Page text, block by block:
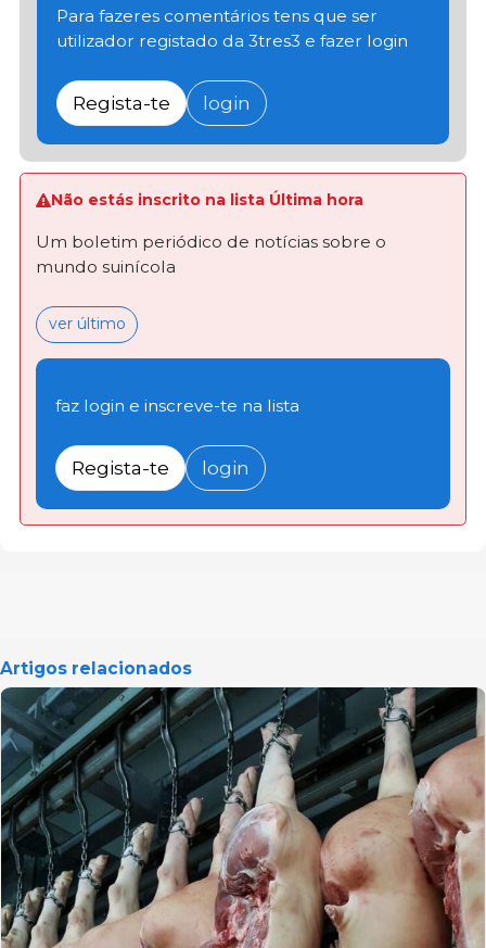
Para fazeres comentários tens que ser
utilizador registado da 3tres3 e fazer login
Regista-te login
Não estás inscrito na lista Última hora
Um boletim periódico de notícias sobre o
mundo suinícola
ver último
faz login e inscreve-te na lista
Regista-te login
Artigos relacionados